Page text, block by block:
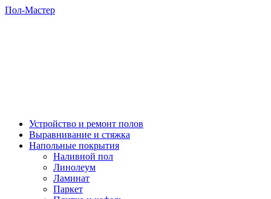
Пол-Мастер
Устройство и ремонт полов
Выравнивание и стяжка
Напольные покрытия
Наливной пол
Линолеум
Ламинат
Паркет